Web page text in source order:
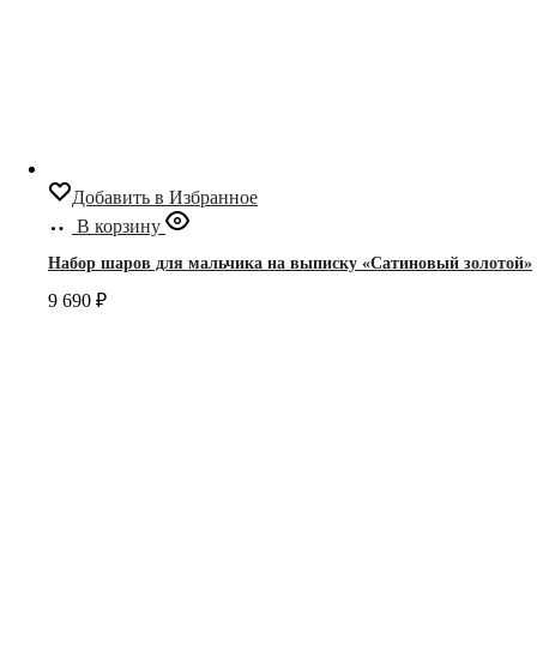
Добавить в Избранное
В корзину
Набор шаров для мальчика на выписку «Сатиновый золотой»
9 690 ₽